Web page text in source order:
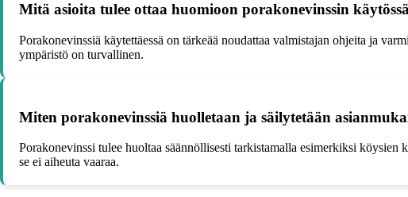
Mitä asioita tulee ottaa huomioon porakonevinssin
Porakonevinssiä käytettäessä on tärkeää noudattaa valmistajan ohjeita ja
ympäristö on turvallinen.
Miten porakonevinssiä huolletaan ja säilytetään
Porakonevinssi tulee huoltaa säännöllisesti tarkistamalla esimerkiksi köysien
se ei aiheuta vaaraa.